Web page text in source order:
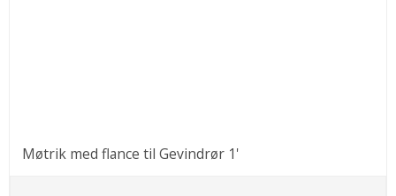
Møtrik med flance til Gevindrør 1'